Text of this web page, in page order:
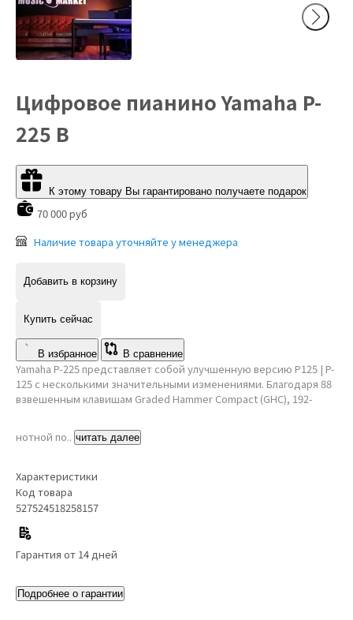
Цифровое пианино Yamaha P-
225 B
К этому товару Вы гарантировано получаете подарок
70 000 руб
Наличие товара уточняйте у менеджера
Добавить в корзину
Купить сейчас
В избранное В сравнение
Yamaha P-225 представляет собой улучшенную версию P125 | P-
125 с несколькими значительными изменениями. Благодаря 88
взвешенным клавишам Graded Hammer Compact (GHC), 192-
нотной по.. читать далее
Характеристики
Код товара
527524518258157
Гарантия от 14 дней
Подробнее о гарантии